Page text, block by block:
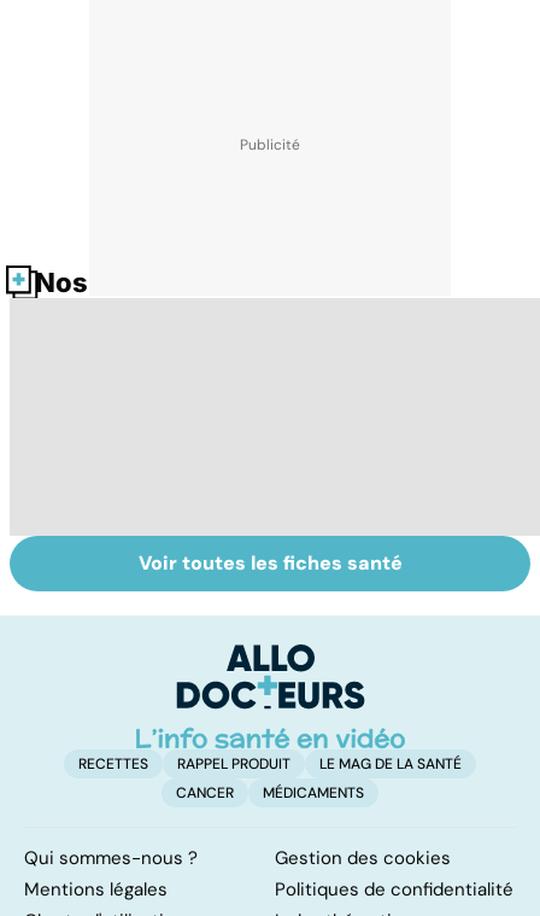
Nos fiches santé
Tout savoir sur
les infections
Inflammation des
amygdales : que
d'angine ?
Voir toutes les fiches santé
RECETTES RAPPEL PRODUIT
LE MAG DE LA SANTÉ
CANCER
MÉDICAMENTS
Qui sommes-nous ?
Gestion des cookies
Mentions légales
Politiques de confidentialité